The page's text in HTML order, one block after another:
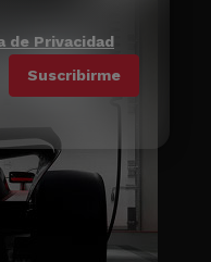
de Privacidad